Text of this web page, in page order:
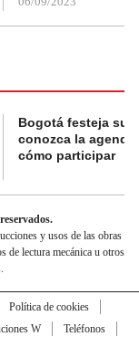
Bogotá festeja su
conozca la
cómo participar
y usos de las obras
de lectura mecánica u otros
Política de cookies
W
Teléfonos